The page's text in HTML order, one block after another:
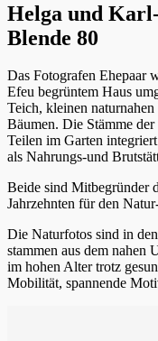
Helga und
Blende 80
Das Fotografen Ehepaar
Efeu begrüntem Haus
Teich, kleinen
Bäumen. Die Stämme
Teilen im Garten
als Nahrungs-und
Beide sind Mitbegründer
Jahrzehnten für den
Die Naturfotos sind in
stammen aus dem nahen
im hohen Alter trotz
Mobilität, spannende